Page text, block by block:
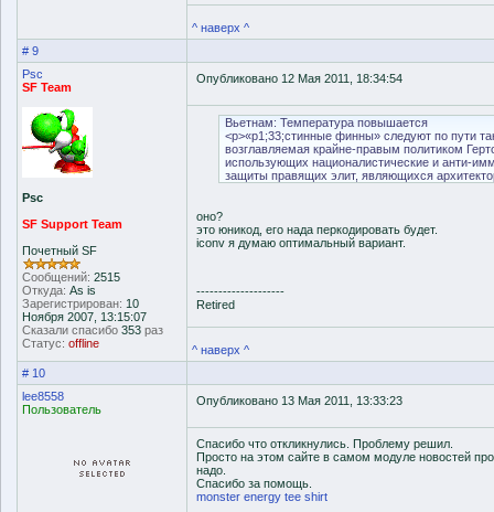
^ наверх ^
# 9
Psc
SF Team
Psc
SF Support Team
Почетный SF
Сообщений: 2515
Откуда: As is
Зарегистрирован: 10
Ноября 2007, 13:15:07
Сказали спасибо 353 раз
Статус: offline
Опубликовано 12 Мая 2011, 18:34:54
Вьетнам: Температура повышается
<p>«p1;33;стинные финны» следуют по пути
возглавляемая крайне-правым политиком
использующих националистические и анти-
защиты правящих элит, являющихся
оно?
это юникод, его нада перкодировать будет.
iconv я думаю оптимальный вариант.
--------------------
Retired
^ наверх ^
# 10
lee8558
Пользователь
Опубликовано 13 Мая 2011, 13:33:23
Спасибо что откликнулись. Проблему решил.
Просто на этом сайте в самом модуле новостей
надо.
Спасибо за помощь.
monster energy tee shirt